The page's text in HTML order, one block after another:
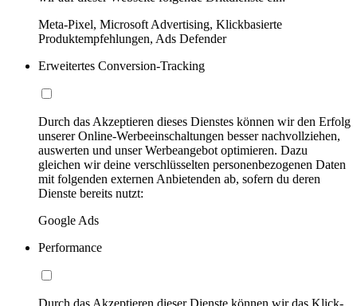
Meta-Pixel, Microsoft Advertising, Klickbasierte
Produktempfehlungen, Ads Defender
Erweitertes Conversion-Tracking
Durch das Akzeptieren dieses Dienstes können wir den Erfolg
unserer Online-Werbeeinschaltungen besser nachvollziehen,
auswerten und unser Werbeangebot optimieren. Dazu
gleichen wir deine verschlüsselten personenbezogenen Daten
mit folgenden externen Anbietenden ab, sofern du deren
Dienste bereits nutzt:
Google Ads
Performance
Durch das Akzeptieren dieser Dienste können wir das Klick-